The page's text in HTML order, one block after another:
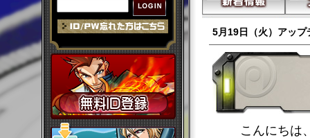
5月19日（火）アップ
こんにちは